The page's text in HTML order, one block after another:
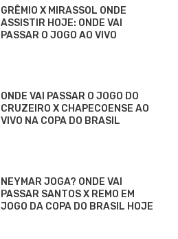
GRÊMIO X MIRASSOL ONDE
ASSISTIR HOJE: ONDE VAI
PASSAR O JOGO AO VIVO
ONDE VAI PASSAR O JOGO DO
CRUZEIRO X CHAPECOENSE AO
VIVO NA COPA DO BRASIL
NEYMAR JOGA? ONDE VAI
PASSAR SANTOS X REMO EM
JOGO DA COPA DO BRASIL HOJE